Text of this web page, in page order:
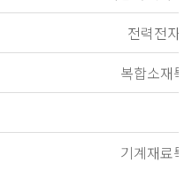
전력전자
복합소재
기계재료